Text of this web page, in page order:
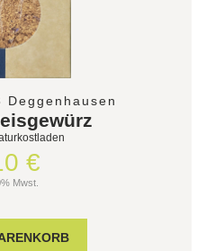
€
Mwst.